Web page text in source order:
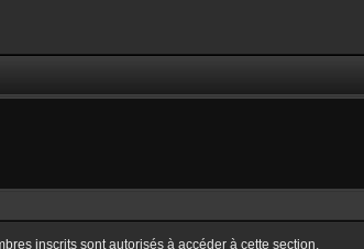
inscrits sont autorisés à accéder à cette section.